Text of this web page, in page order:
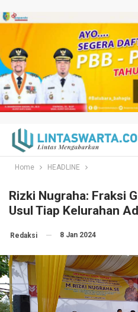
Home HEADLINE
Rizki Nugraha: Fraksi
Usul Tiap Kelurahan
Redaksi 8 Jan 2024